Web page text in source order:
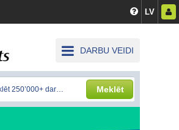
LV
DARBU VEIDI
Meklēt